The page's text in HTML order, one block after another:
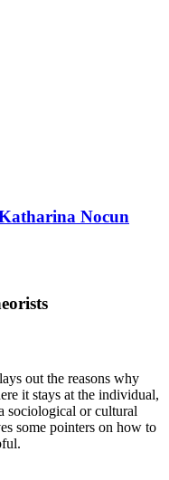
Nocun
out the reasons why
it stays at the individual,
sociological or cultural
some pointers on how to